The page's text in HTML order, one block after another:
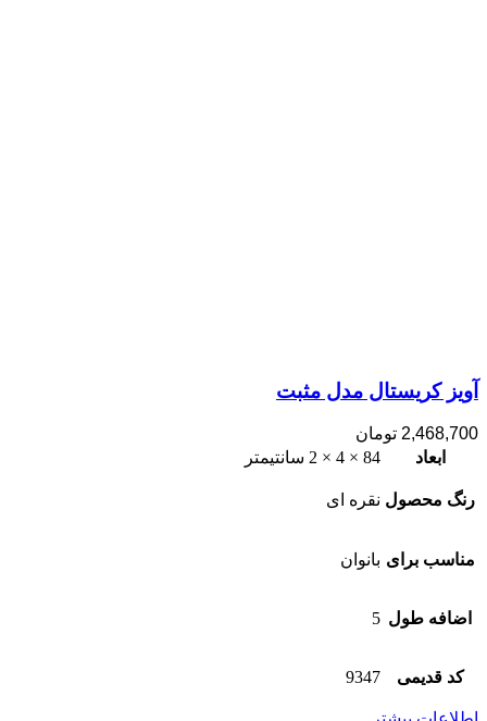
آویز کریستال مدل مثبت
2,468,700 تومان
ابعاد
84 × 4 × 2 سانتیمتر
رنگ محصول نقره ای
مناسب برای بانوان
اضافه طول 5
کد قدیمی 9347